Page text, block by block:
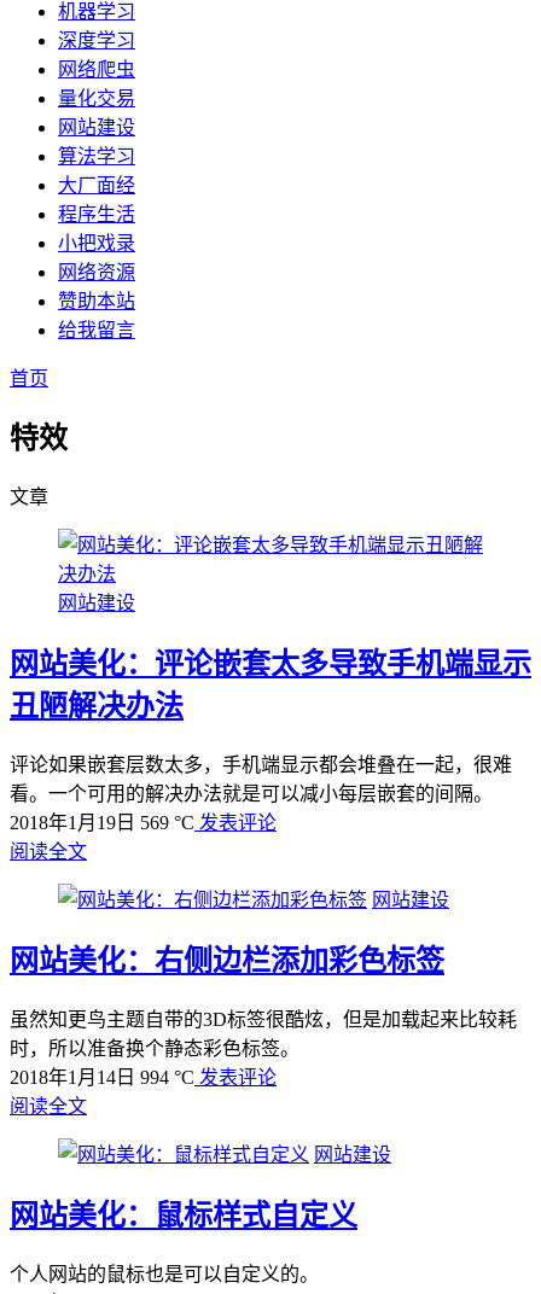
机器学习
深度学习
网络爬虫
量化交易
网站建设
算法学习
大厂面经
程序生活
小把戏录
网络资源
赞助本站
给我留言
首页
特效
文章
网站建设
网站美化：评论嵌套太多导致手机端显示
丑陋解决办法
评论如果嵌套层数太多，手机端显示都会堆叠在一起，很难
看。一个可用的解决办法就是可以减小每层嵌套的间隔。
2018年1月19日 569 °C 发表评论
阅读全文
网站建设
网站美化：右侧边栏添加彩色标签
虽然知更鸟主题自带的3D标签很酷炫，但是加载起来比较耗
时，所以准备换个静态彩色标签。
2018年1月14日 994 °C 发表评论
阅读全文
网站建设
网站美化：鼠标样式自定义
个人网站的鼠标也是可以自定义的。